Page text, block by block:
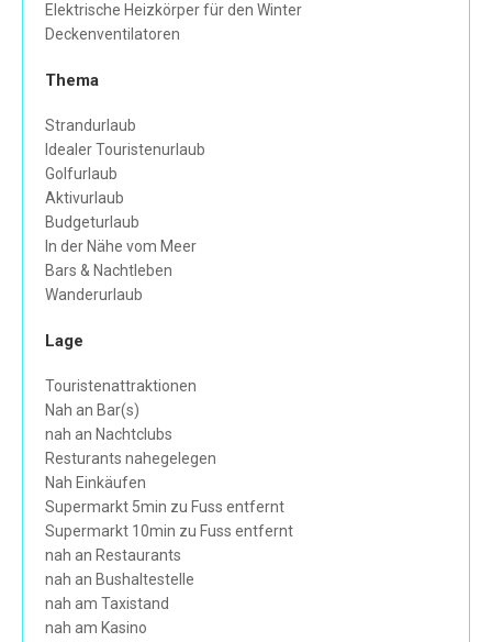
Elektrische Heizkörper für den Winter
Deckenventilatoren
Thema
Strandurlaub
Idealer Touristenurlaub
Golfurlaub
Aktivurlaub
Budgeturlaub
In der Nähe vom Meer
Bars & Nachtleben
Wanderurlaub
Lage
Touristenattraktionen
Nah an Bar(s)
nah an Nachtclubs
Resturants nahegelegen
Nah Einkäufen
Supermarkt 5min zu Fuss entfernt
Supermarkt 10min zu Fuss entfernt
nah an Restaurants
nah an Bushaltestelle
nah am Taxistand
nah am Kasino